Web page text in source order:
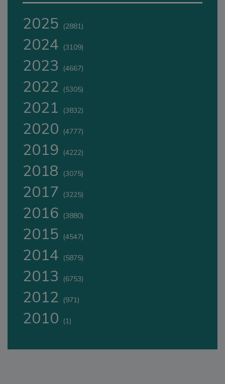
2025 (2881)
2024 (3109)
2023 (4667)
2022 (5305)
2021 (3832)
2020 (4777)
2019 (4222)
2018 (3075)
2017 (3225)
2016 (3880)
2015 (4547)
2014 (5875)
2013 (6753)
2012 (971)
2010 (1)